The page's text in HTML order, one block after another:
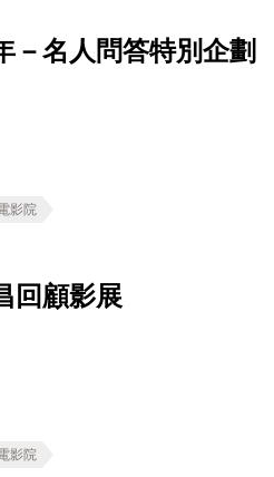
－名人問答特別企劃
影院
回顧影展
影院